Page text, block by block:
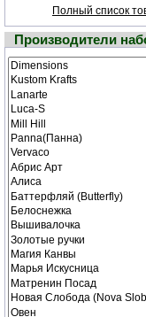
Полный список
Производители